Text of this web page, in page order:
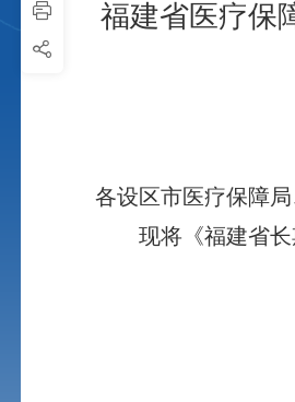
福建省医疗保
各设区市医疗保障
现将《福建省长期